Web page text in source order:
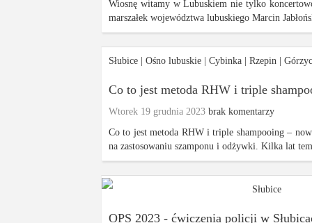
Wiosnę witamy w Lubuskiem nie tylko
marszałek województwa lubuskiego Marcin
Słubice Ośno lubuskie Cybinka Rzepin
Co to jest metoda RHW i triple
Wtorek 19 grudnia 2023 brak komentarzy
Co to jest metoda RHW i triple shampooing –
na zastosowaniu szamponu i odżywki. Kilka lat
Słubice
OPS 2023 - ćwiczenia policji w